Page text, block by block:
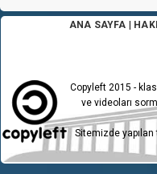
ANA SAYFA
Copyleft 2015 -
ve videoları
Sitemizde